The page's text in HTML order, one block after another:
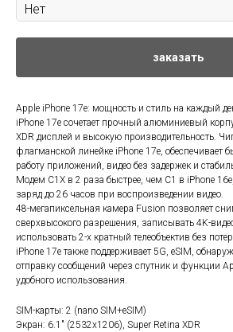
заказать
Apple iPhone 17e: мощность и стиль на каждый
iPhone 17e сочетает прочный алюминиевый
XDR дисплей и высокую производительность.
флагманской линейке iPhone 17e, обеспечивает
работу приложений, видео без задержек и
Модем C1X в 2 раза быстрее, чем C1 в iPhone
заряд до 26 часов при воспроизведении видео.
48-мегапиксельная камера Fusion позволяет
сверхвысокого разрешения, записывать 4K-
использовать 2-х кратный телеобъектив без
iPhone 17e также поддерживает 5G, eSIM,
отправку сообщений через спутник и функции
удобного использования.
SIM-карты: 2 (nano SIM+eSIM)
Экран: 6.1" (2532x1206), Super Retina XDR